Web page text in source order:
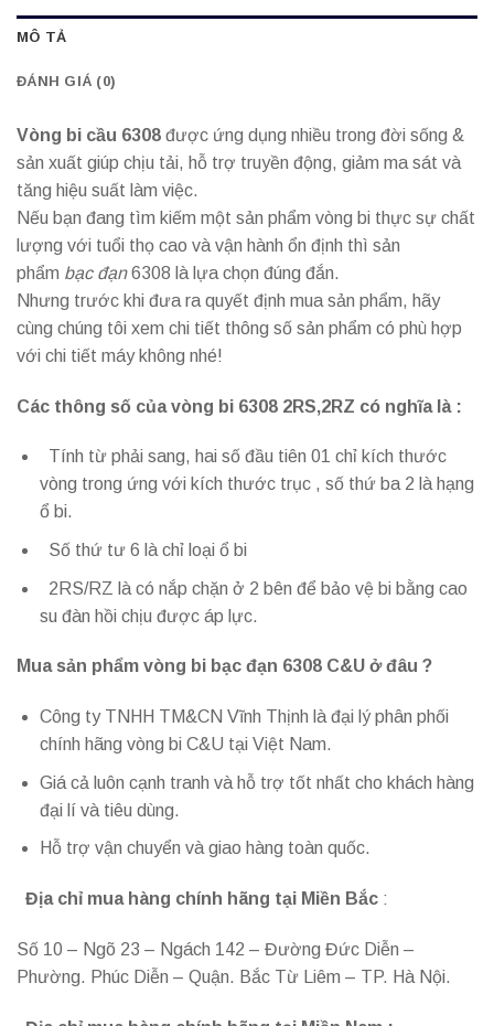
MÔ TẢ
ĐÁNH GIÁ (0)
Vòng bi cầu 6308 được ứng dụng nhiều trong đời sống &
sản xuất giúp chịu tải, hỗ trợ truyền động, giảm ma sát và
tăng hiệu suất làm việc.
Nếu bạn đang tìm kiếm một sản phẩm vòng bi thực sự chất
lượng với tuổi thọ cao và vận hành ổn định thì sản
phẩm bạc đạn6308 là lựa chọn đúng đắn.
Nhưng trước khi đưa ra quyết định mua sản phẩm, hãy
cùng chúng tôi xem chi tiết thông số sản phẩm có phù hợp
với chi tiết máy không nhé!
Các thông số của vòng bi 6308 2RS,2RZ có nghĩa là :
Tính từ phải sang, hai số đầu tiên 01 chỉ kích thước
vòng trong ứng với kích thước trục , số thứ ba 2 là hạng
ổ bi.
Số thứ tư 6 là chỉ loại ổ bi
2RS/RZ là có nắp chặn ở 2 bên để bảo vệ bi bằng cao
su đàn hồi chịu được áp lực.
Mua sản phẩm vòng bi bạc đạn 6308 C&U ở đâu ?
Công ty TNHH TM&CN Vĩnh Thịnh là đại lý phân phối
chính hãng vòng bi C&U tại Việt Nam.
Giá cả luôn cạnh tranh và hỗ trợ tốt nhất cho khách hàng
đại lí và tiêu dùng.
Hỗ trợ vận chuyển và giao hàng toàn quốc.
Địa chỉ mua hàng chính hãng tại Miền Bắc :
Số 10 – Ngõ 23 – Ngách 142 – Đường Đức Diễn –
Phường. Phúc Diễn – Quận. Bắc Từ Liêm – TP. Hà Nội.